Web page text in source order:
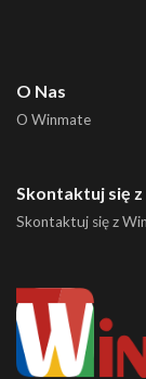
O Nas
O Winmate
Skontaktuj się z
Skontaktuj się z